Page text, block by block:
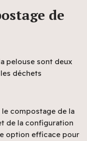
de
pelouse sont deux
déchets
compostage de la
de la configuration
option efficace pour